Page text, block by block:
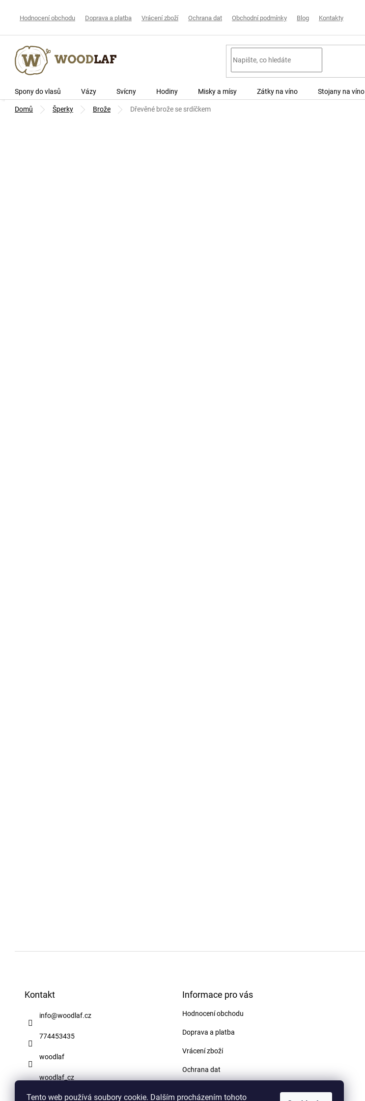
Tento web používá soubory cookie. Dalším procházením tohoto
Hodnocení obchodu Doprava a platba Vrácení zboží Ochrana dat Obchodní podmínky Blog Kontakty
Spony do vlasů Vázy Svícny Hodiny Misky a mísy Zátky na víno Stojany na víno
Domů Šperky Brože Dřevěné brože se srdíčkem
Kontakt
info@woodlaf.cz
774453435
woodlaf
woodlaf_cz
Informace pro vás
Hodnocení obchodu
Doprava a platba
Vrácení zboží
Ochrana dat